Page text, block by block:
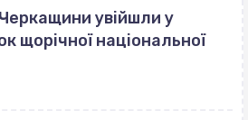
увійшли у
щорічної національної